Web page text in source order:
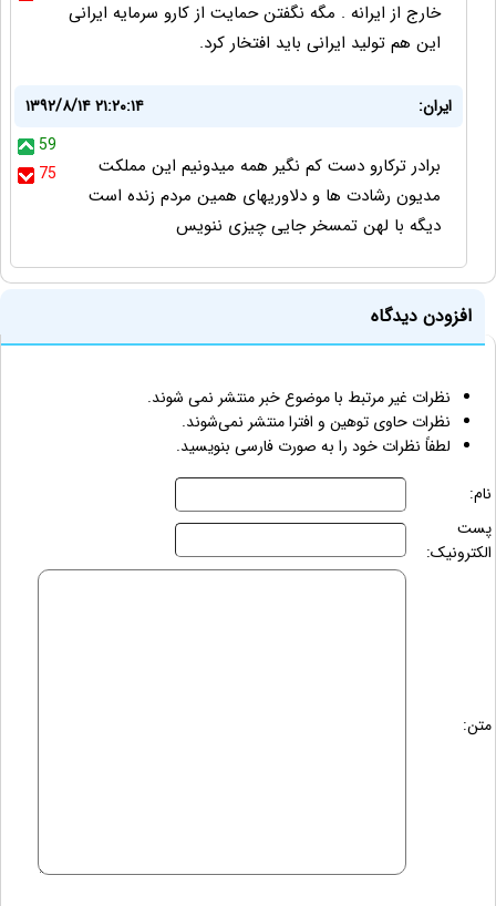
خارج از ایرانه . مگه نگفتن حمایت از کارو سرمایه ایرانی
این هم تولید ایرانی باید افتخار کرد.
ایران:
۱۳۹۲/۸/۱۴ ۲۱:۲۰:۱۴
59
75
برادر ترکارو دست کم نگیر همه میدونیم این مملکت
مدیون رشادت ها و دلاوریهای همین مردم زنده است
دیگه با لهن تمسخر جایی چیزی ننویس
افزودن دیدگاه
نظرات غیر مرتبط با موضوع خبر منتشر نمی شوند.
نظرات حاوی توهین و افترا منتشر نمی‌شوند.
لطفاً نظرات خود را به صورت فارسی بنویسید.
نام:
پست
الکترونیک:
متن: